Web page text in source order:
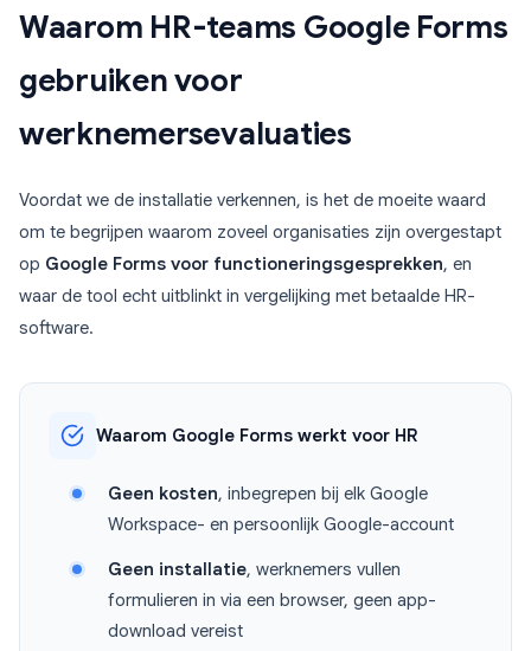
Waarom HR-teams Google Forms
gebruiken voor
werknemersevaluaties
Voordat we de installatie verkennen, is het de moeite waard
om te begrijpen waarom zoveel organisaties zijn overgestapt
op Google Forms voor functioneringsgesprekken, en
waar de tool echt uitblinkt in vergelijking met betaalde HR-
software.
Waarom Google Forms werkt voor HR
Geen kosten, inbegrepen bij elk Google
Workspace- en persoonlijk Google-account
Geen installatie, werknemers vullen
formulieren in via een browser, geen app-
download vereist